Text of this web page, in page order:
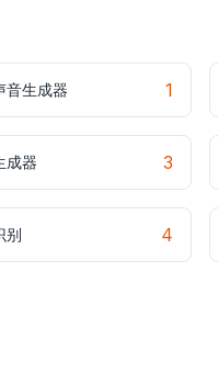
音生成器 1
成器 3
别 4